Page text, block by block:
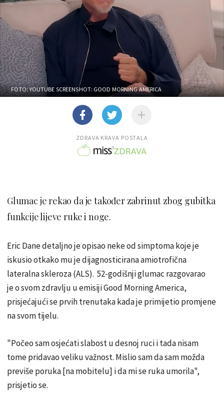
FOTO: YOUTUBE SCREENSHOT: GOOD MORNING AMERICA
ZDRAVA KRAVA POSTALA
Glumac je rekao da je također zabrinut zbog gubitka
funkcije lijeve ruke i noge.
Eric Dane detaljno je opisao neke od simptoma koje je
iskusio otkako mu je dijagnosticirana amiotrofična
lateralna skleroza (ALS). 52-godišnji glumac razgovarao
je o svom zdravlju u emisiji Good Morning America,
prisjećajući se prvih trenutaka kada je primijetio promjene
na svom tijelu.
"Počeo sam osjećati slabost u desnoj ruci i tada nisam
tome pridavao veliku važnost. Mislio sam da sam možda
previše poruka [na mobitelu] i da mi se ruka umorila",
prisjetio se.